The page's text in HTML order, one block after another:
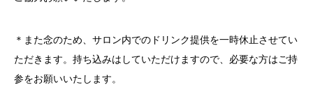
＊また念のため、サロン内でのドリンク提供を一時休止させてい
ただきます。持ち込みはしていただけますので、必要な方はご持
参をお願いいたします。